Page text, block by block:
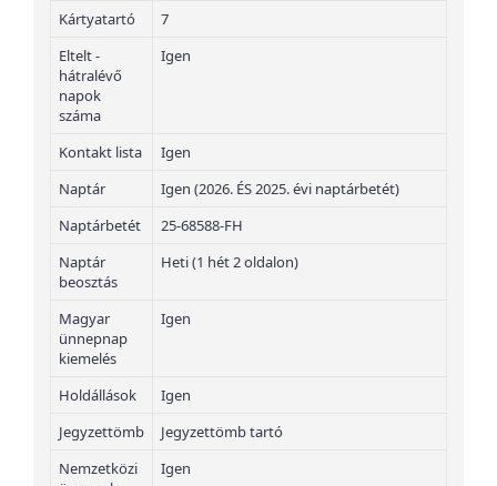
Kártyatartó
7
Eltelt -
hátralévő
napok
száma
Igen
Kontakt lista
Igen
Naptár
Igen (2026. ÉS 2025. évi naptárbetét)
Naptárbetét
25-68588-FH
Naptár
beosztás
Heti (1 hét 2 oldalon)
Magyar
ünnepnap
kiemelés
Igen
Holdállások
Igen
Jegyzettömb
Jegyzettömb tartó
Nemzetközi
Igen